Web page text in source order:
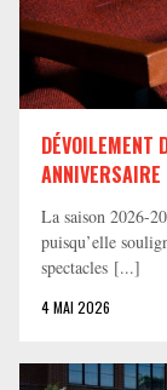
DÉVOILEMENT
ANNIVERSAIRE
La saison 2026-
puisqu’elle
spectacles [...]
4 MAI 2026